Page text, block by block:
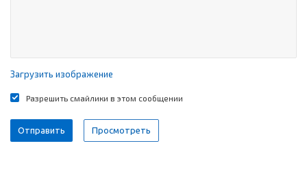
Загрузить изображение
Разрешить смайлики в этом сообщении